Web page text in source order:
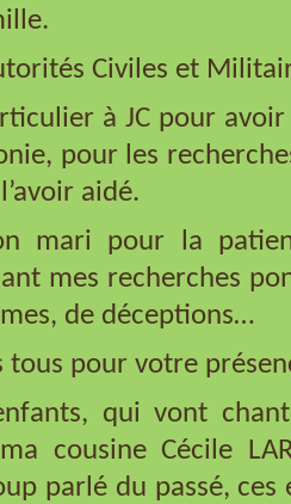
Civiles et
à JC pour
pour les
aidé.
mari pour la
mes recherches
de déceptions…
tous pour votre
qui vont
cousine Cécile
parlé du passé,